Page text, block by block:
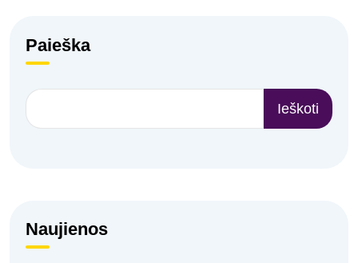
Paieška
Ieškoti
Naujienos